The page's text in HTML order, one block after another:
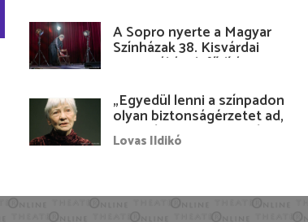
A Sopro nyerte a Magyar
Színházak 38. Kisvárdai
Fesztiváljának fődíját
„Egyedül lenni a színpadon
olyan biztonságérzetet ad,
hogy lám, mindenki más
nélkül is megvagyok
Lovas Ildikó